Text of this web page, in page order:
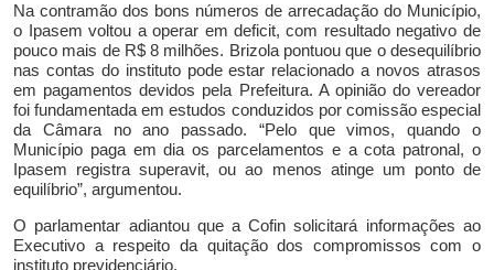
Na contramão dos bons números de arrecadação do Município,
o Ipasem voltou a operar em deficit,com resultado negativo de
pouco mais de R$ 8 milhões. Brizola pontuou que o desequilíbrio
nas contas do instituto pode estar relacionado a novos atrasos
em pagamentos devidos pela Prefeitura. A opinião dovereador
foi fundamentada em estudos conduzidos por comissão especial
da Câmara no ano passado. “Pelo que vimos, quando o
Município paga em dia os parcelamentos e a cota patronal, o
Ipasem registrasuperavit, ou ao menos atinge um ponto de
equilíbrio”,argumentou.
O parlamentar adiantou que a Cofinsolicitará informações ao
Executivo a respeito da quitação dos compromissos com o
instituto previdenciário.